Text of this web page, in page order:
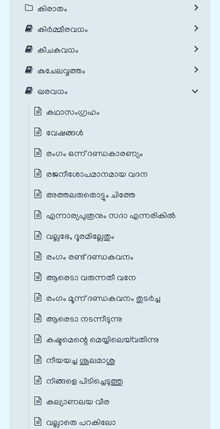
കിരാതം
കിർമ്മീരവധം
കീചകവധം
കുചേലവൃത്തം
ഖരവധം
കഥാസംഗ്രഹം
വേഷങ്ങൾ
രംഗം ഒന്ന് ദണ്ഡകാരണ്യം
രജനീശോപമാനമായ വദന
അത്തലരുതൊട്ടും ചിത്തേ
എന്നാര്യപുത്രനും സദാ എന്നരികിൽ
വല്ലഭേ, ദൂരമില്ലേതും
രംഗം രണ്ട് ദണ്ഡകവനം
ആരെടാ വരുന്നതീ വനേ
രംഗം മൂന്ന് ദണ്ഡകവനം തുടർച്ച
ആരെടാ നടന്നീടുന്നു
കഷ്ടമെന്റെ മെയ്യിലെയ്‌വതിന്നു
നീയയച്ച ശൂലമാശു
നിങ്ങളെ പിടിച്ചെടുത്തു
കല്യാണലയ വീര
വല്ലാതെ പറകിലോ